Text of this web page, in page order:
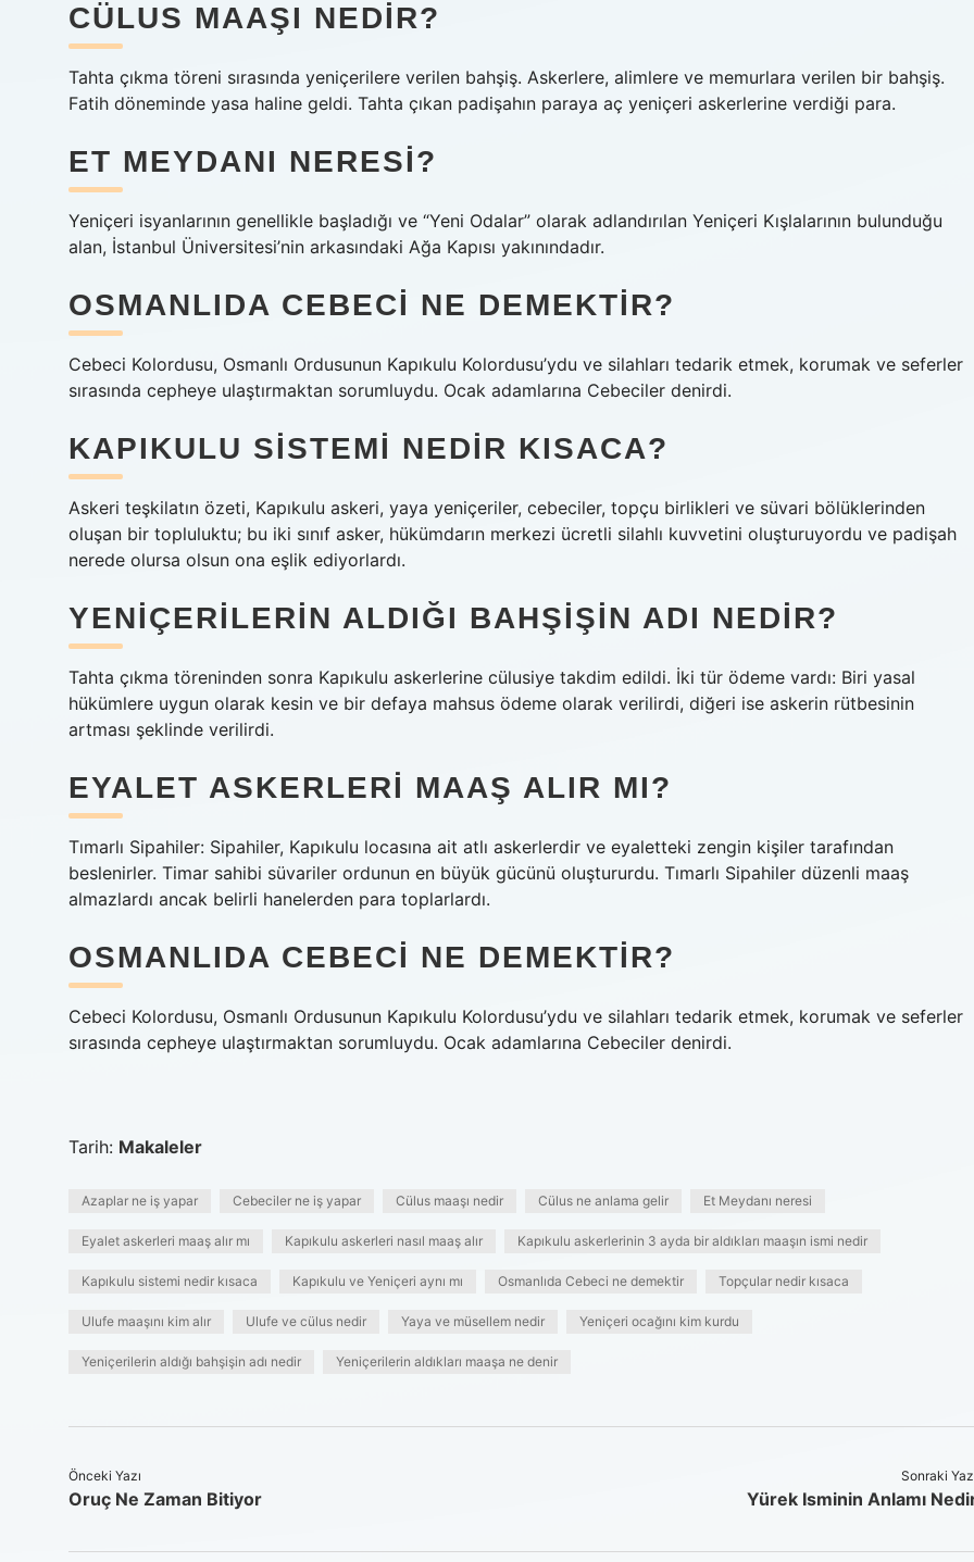
CÜLUS MAAŞI NEDIR?
Tahta çıkma töreni sırasında yeniçerilere verilen bahşiş. Askerlere, alimlere ve memurlara verilen bir bahşiş.
Fatih döneminde yasa haline geldi. Tahta çıkan padişahın paraya aç yeniçeri askerlerine verdiği para.
ET MEYDANI NERESI?
Yeniçeri isyanlarının genellikle başladığı ve “Yeni Odalar” olarak adlandırılan Yeniçeri Kışlalarının bulunduğu
alan, İstanbul Üniversitesi’nin arkasındaki Ağa Kapısı yakınındadır.
OSMANLIDA CEBECI NE DEMEKTIR?
Cebeci Kolordusu, Osmanlı Ordusunun Kapıkulu Kolordusu’ydu ve silahları tedarik etmek, korumak ve seferler
sırasında cepheye ulaştırmaktan sorumluydu. Ocak adamlarına Cebeciler denirdi.
KAPIKULU SISTEMI NEDIR KISACA?
Askeri teşkilatın özeti, Kapıkulu askeri, yaya yeniçeriler, cebeciler, topçu birlikleri ve süvari bölüklerinden
oluşan bir topluluktu; bu iki sınıf asker, hükümdarın merkezi ücretli silahlı kuvvetini oluşturuyordu ve padişah
nerede olursa olsun ona eşlik ediyorlardı.
YENIÇERILERIN ALDIĞI BAHŞIŞIN ADI NEDIR?
Tahta çıkma töreninden sonra Kapıkulu askerlerine cülusiye takdim edildi. İki tür ödeme vardı: Biri yasal
hükümlere uygun olarak kesin ve bir defaya mahsus ödeme olarak verilirdi, diğeri ise askerin rütbesinin
artması şeklinde verilirdi.
EYALET ASKERLERI MAAŞ ALIR MI?
Tımarlı Sipahiler: Sipahiler, Kapıkulu locasına ait atlı askerlerdir ve eyaletteki zengin kişiler tarafından
beslenirler. Timar sahibi süvariler ordunun en büyük gücünü oluştururdu. Tımarlı Sipahiler düzenli maaş
almazlardı ancak belirli hanelerden para toplarlardı.
OSMANLIDA CEBECI NE DEMEKTIR?
Cebeci Kolordusu, Osmanlı Ordusunun Kapıkulu Kolordusu’ydu ve silahları tedarik etmek, korumak ve seferler
sırasında cepheye ulaştırmaktan sorumluydu. Ocak adamlarına Cebeciler denirdi.
Tarih: Makaleler
Azaplar ne iş yapar Cebeciler ne iş yapar Cülus maaşı nedir Cülus ne anlama gelir Et Meydanı neresi
Eyalet askerleri maaş alır mı Kapıkulu askerleri nasıl maaş alır Kapıkulu askerlerinin 3 ayda bir aldıkları maaşın ismi nedir
Kapıkulu sistemi nedir kısaca Kapıkulu ve Yeniçeri aynı mı Osmanlıda Cebeci ne demektir Topçular nedir kısaca
Ulufe maaşını kim alır Ulufe ve cülus nedir Yaya ve müsellem nedir Yeniçeri ocağını kim kurdu
Yeniçerilerin aldığı bahşişin adı nedir Yeniçerilerin aldıkları maaşa ne denir
Önceki Yazı
Oruç Ne Zaman Bitiyor
Sonraki
Yürek Isminin Anlamı